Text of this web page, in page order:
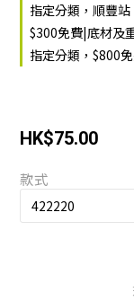
指定分類，順豐
$300免費|底材及
指定分類，$800
HK$75.00
款式